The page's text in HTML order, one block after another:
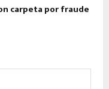
carpeta por fraude